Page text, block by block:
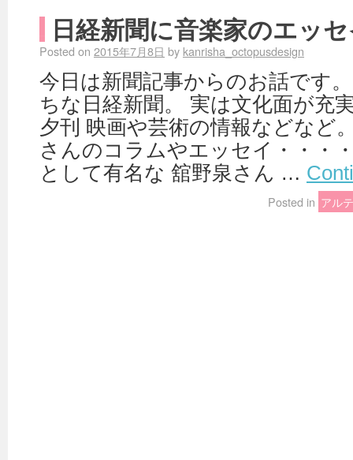
日経新聞に音楽家のエッ
Posted on 2015年7月8日 by kanrisha_octopusdesign
今日は新聞記事からのお話です
ちな日経新聞。 実は文化面が充
夕刊 映画や芸術の情報などなど
さんのコラムやエッセイ・・・
として有名な 舘野泉さん …
Posted in アル